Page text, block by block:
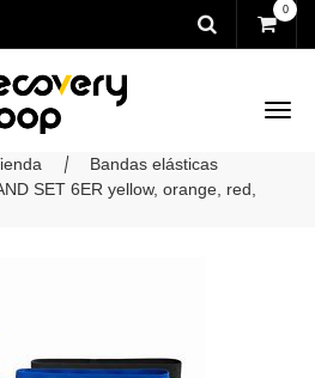
0
Bandas elásticas
SET 6ER yellow, orange, red,